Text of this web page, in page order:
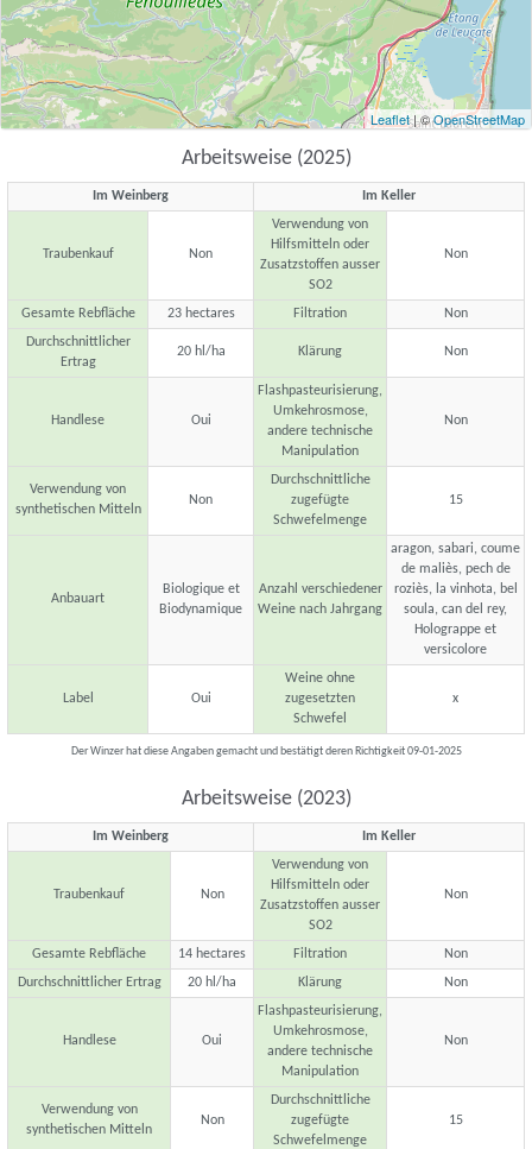
Leaflet| ©OpenStreetMap
Arbeitsweise (2025)
Im Weinberg Im Keller
Traubenkauf Non
Verwendung von
Hilfsmitteln oder
Zusatzstoffen ausser
SO2
Non
Gesamte Rebfläche 23 hectares Filtration
Non
Durchschnittlicher
Ertrag
20 hl/ha Klärung Non
Handlese Oui
Flashpasteurisierung,
Umkehrosmose,
andere technische
Manipulation
Non
Verwendung von
synthetischen Mitteln
Non
Durchschnittliche
zugefügte
Schwefelmenge
15
Anbauart
Biologique et
Biodynamique
Anzahl verschiedener
Weine nach Jahrgang
aragon, sabari, coume
de maliès, pech de
roziès, la vinhota, bel
soula, can del rey,
Holograppe et
versicolore
Label Oui
Weine ohne
zugesetzten
Schwefel
x
Der Winzer hat diese Angaben gemacht und bestätigt deren Richtigkeit 09-01-2025
Arbeitsweise (2023)
Im Weinberg Im Keller
Traubenkauf Non
Verwendung von
Hilfsmitteln oder
Zusatzstoffen ausser
SO2
Non
Gesamte Rebfläche 14 hectares Filtration
Non
Durchschnittlicher Ertrag
20 hl/ha Klärung Non
Handlese Oui
Flashpasteurisierung,
Umkehrosmose,
andere technische
Manipulation
Non
Verwendung von
synthetischen Mitteln
Non
Durchschnittliche
zugefügte
Schwefelmenge
15